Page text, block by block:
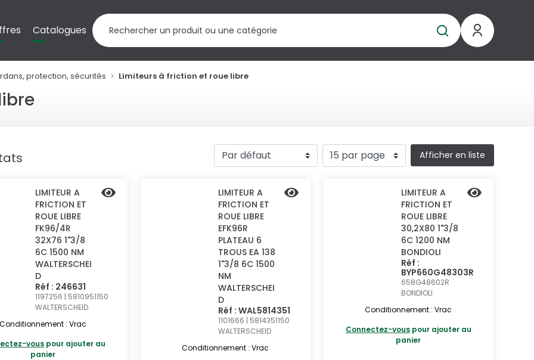
Catalogues
protection, sécurités Limiteurs à friction et roue libre
Afficher en liste
LIMITEUR A
FRICTION ET
ROUE LIBRE
FK96/4R
32X76 1"3/8
6C 1500 NM
WALTERSCHEI
D
Réf : 246631
1197256 | 5810951150
WALTERSCHEID
: Vrac
vous pour ajouter au
panier
LIMITEUR A
FRICTION ET
ROUE LIBRE
EFK96R
PLATEAU 6
TROUS EA 138
1"3/8 6C 1500
NM
WALTERSCHEI
D
Réf : WAL5814351
1101666 | 5814351150
WALTERSCHEID
Conditionnement : Vrac
LIMITEUR A
FRICTION ET
ROUE LIBRE
30,2X80 1"3/8
6C 1200 NM
BONDIOLI
Réf :
BYP660G48303R
658G48602R
BONDIOLI
Conditionnement : Vrac
Connectez-vouspour ajouter au
panier